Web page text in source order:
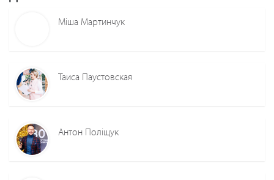
Міша Мартинчук
Таиса Паустовская
Антон Полiщук